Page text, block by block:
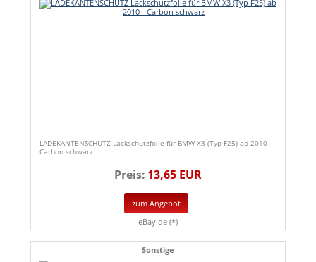
LADEKANTENSCHUTZ Lackschutzfolie für BMW X3 (Typ F25) ab 2010 -
Carbon schwarz
Preis: 13,65 EUR
zum Angebot
eBay.de (*)
Sonstige